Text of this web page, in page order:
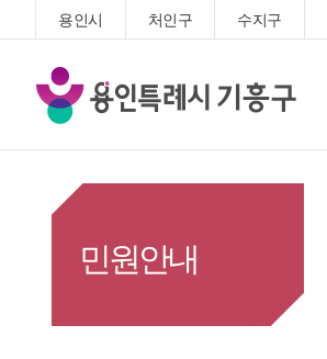
용인시 처인구 수지구
기
흥
민원안내